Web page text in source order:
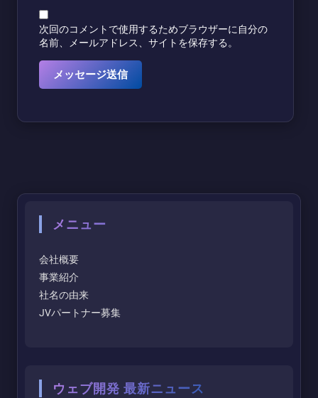
次回のコメントで使用するためブラウザーに自分の
名前、メールアドレス、サイトを保存する。
メニュー
会社概要
事業紹介
社名の由来
JVパートナー募集
ウェブ開発 最新ニュース